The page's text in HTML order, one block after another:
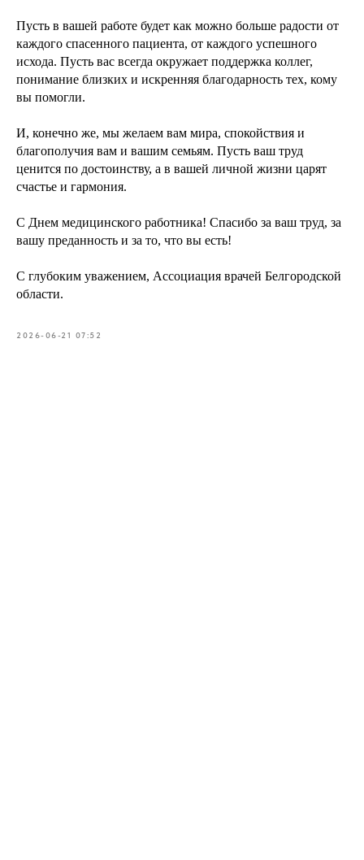
Пусть в вашей работе будет как можно больше радости от
каждого спасенного пациента, от каждого успешного
исхода. Пусть вас всегда окружает поддержка коллег,
понимание близких и искренняя благодарность тех, кому
вы помогли.
И, конечно же, мы желаем вам мира, спокойствия и
благополучия вам и вашим семьям. Пусть ваш труд
ценится по достоинству, а в вашей личной жизни царят
счастье и гармония.
С Днем медицинского работника! Спасибо за ваш труд, за
вашу преданность и за то, что вы есть!
С глубоким уважением, Ассоциация врачей Белгородской
области.
2026-06-21 07:52